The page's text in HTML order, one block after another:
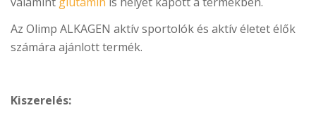
Az Olimp ALKAGEN aktív sportolók és aktív életet élők
számára ajánlott termék.
Kiszerelés: